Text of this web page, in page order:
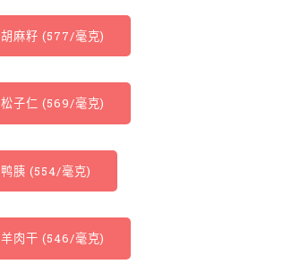
胡麻籽 (577/毫克)
松子仁 (569/毫克)
鸭胰 (554/毫克)
羊肉干 (546/毫克)